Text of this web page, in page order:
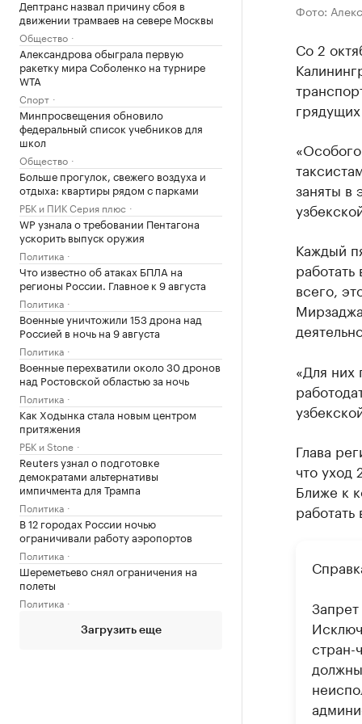
Дептранс назвал причину сбоя в
движении трамваев на севере Москвы
Общество
Александрова обыграла первую
ракетку мира Соболенко на турнире
WTA
Спорт
Минпросвещения обновило
федеральный список учебников для
школ
Общество
Больше прогулок, свежего воздуха и
отдыха: квартиры рядом с парками
РБК и ПИК Серия плюс
WP узнала о требовании Пентагона
ускорить выпуск оружия
Политика
Что известно об атаках БПЛА на
регионы России. Главное к 9 августа
Политика
Военные уничтожили 153 дрона над
Россией в ночь на 9 августа
Политика
Военные перехватили около 30 дронов
над Ростовской областью за ночь
Политика
Как Ходынка стала новым центром
притяжения
РБК и Stone
Reuters узнал о подготовке
демократами альтернативы
импичмента для Трампа
Политика
В 12 городах России ночью
ограничивали работу аэропортов
Политика
Шереметьево снял ограничения на
полеты
Политика
Загрузить еще
Фото:
Со 2
заняты в
Каждый
всего,
«Для них
Глава
что уход
Ближе к
стран-